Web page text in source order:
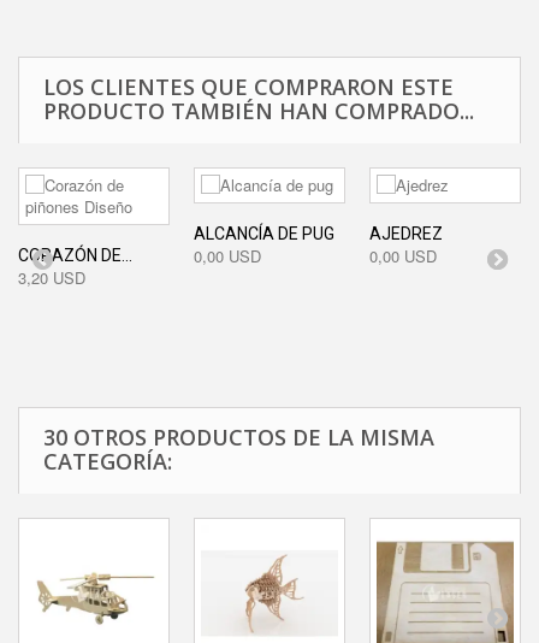
LOS CLIENTES QUE COMPRARON ESTE
PRODUCTO TAMBIÉN HAN COMPRADO...
CORAZÓN DE...
3,20 USD
ALCANCÍA DE PUG
0,00 USD
AJEDREZ
0,00 USD
30 OTROS PRODUCTOS DE LA MISMA
CATEGORÍA: